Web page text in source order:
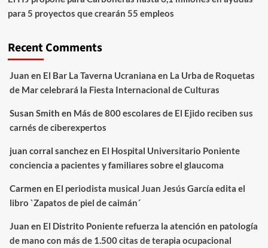
para 5 proyectos que crearán 55 empleos
Recent Comments
Juan en El Bar La Taverna Ucraniana en La Urba de Roquetas
de Mar celebrará la Fiesta Internacional de Culturas
Susan Smith en Más de 800 escolares de El Ejido reciben sus
carnés de ciberexpertos
juan corral sanchezen El Hospital Universitario Poniente
conciencia a pacientes y familiares sobre el glaucoma
Carmen en El periodista musical Juan Jesús García edita el
libro `Zapatos de piel de caimán´
Juan en El Distrito Poniente refuerza la atención en patología
de mano con más de 1.500 citas de terapia ocupacional